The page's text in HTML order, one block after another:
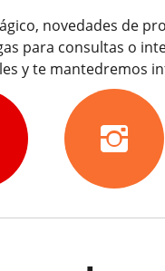
novedades de
para consultas o
y te mantedremos